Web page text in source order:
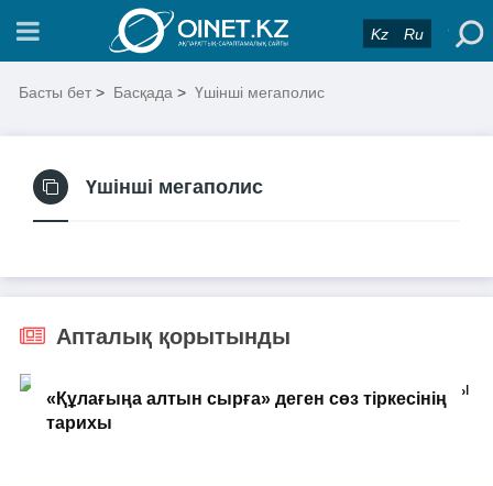
Kz Ru
Басты бет > Басқада > Үшінші мегаполис
Үшінші мегаполис
Апталық қорытынды
«Құлағыңа алтын сырға» деген сөз тіркесінің
тарихы